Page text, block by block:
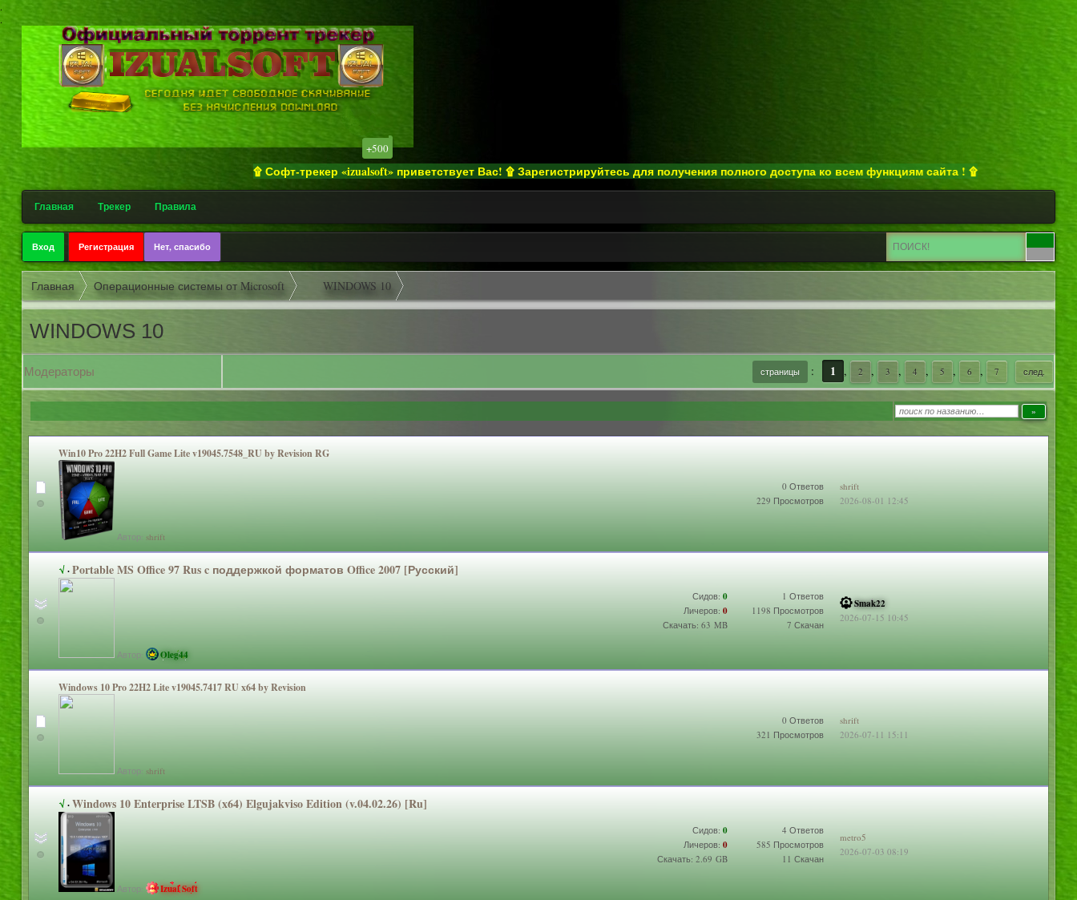
.
.
+500
۩ Софт-трекер «izualsoft» приветствует Вас! ۩ Зарегистрируйтесь для получения полного доступа ко всем функциям сайта ! ۩
Главная Трекер Правила
Вход Регистрация Нет, спасибо
Главная Операционные системы от Microsoft WINDOWS 10
WINDOWS 10
Модераторы страницы : 1 , 2 , 3 , 4 , 5 , 6 , 7 след.
Win10 Pro 22H2 Full Game Lite v19045.7548_ RU by Revision RG
Автор: shrift
0 Ответов
229 Просмотров
shrift
2026-08-01 12:45
√·Portable MS Office 97 Rus c поддержкой форматов Office 2007 [Русский]
Автор: Oleg44
Сидов: 0
Личеров: 0
Скачать: 63 MB
1 Ответов
1198 Просмотров
7 Скачан
Smak22
2026-07-15 10:45
Windows 10 Pro 22H2 Lite v19045.7417 RU x64 by Revision
Автор: shrift
0 Ответов
321 Просмотров
shrift
2026-07-11 15:11
√·Windows 10 Enterprise LTSB (x64) Elgujakviso Edition (v.04.02.26) [Ru]
Автор: Izual Soft
Сидов: 0
Личеров: 0
Скачать: 2.69 GB
4 Ответов
585 Просмотров
11 Скачан
metro5
2026-07-03 08:19